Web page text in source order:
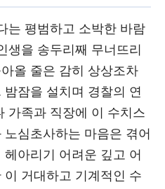
는 평범하고 소박한 바람
생을 송두리째 무너뜨리
올 줄은 감히 상상조차
잠을 설치며 경찰의 연
가족과 직장에 이 수치스
심초사하는 마음은 겪어
아리기 어려운 깊고 어
거대하고 기계적인 수